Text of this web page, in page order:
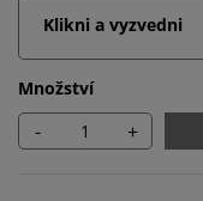
Klikni a vyzvedni
Množství
- +